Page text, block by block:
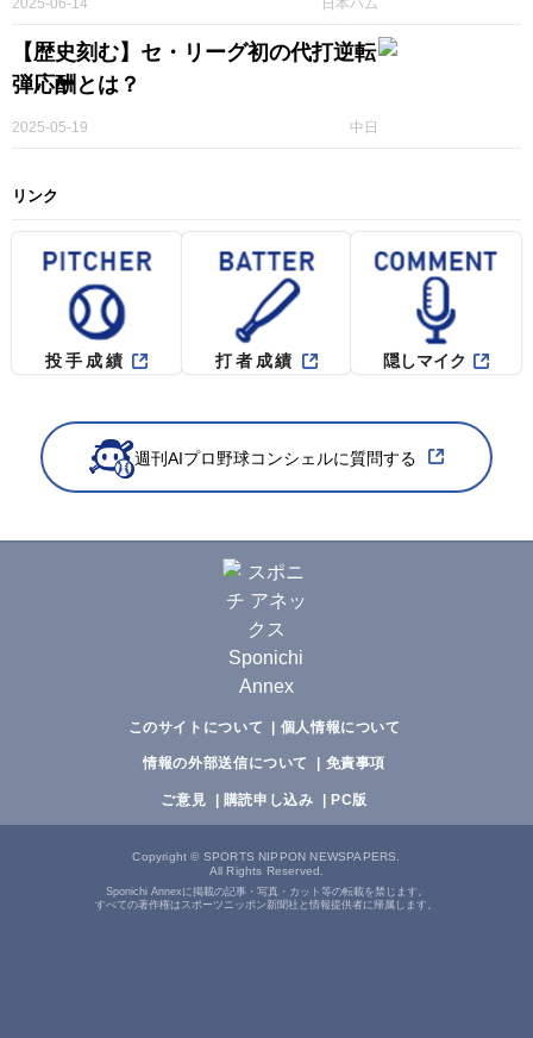
日本ハム
2025-06-14
【歴史刻む】セ・リーグ初の代打逆転
弾応酬とは？
中日
2025-05-19
リンク
投手成績 打者成績 隠しマイク
週刊AIプロ野球コンシェルに質問する
このサイトについて 個人情報について
情報の外部送信について 免責事項
ご意見 購読申し込み PC版
Copyright© SPORTS NIPPON NEWSPAPERS.
All Rights Reserved.
Sponichi Annexに掲載の記事・写真・カット等の転載を禁じます。
すべての著作権はスポーツニッポン新聞社と情報提供者に帰属します。